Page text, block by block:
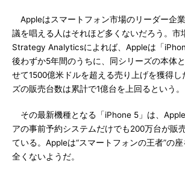
Appleはスマートフォン市場のリーダー企
議を唱える人はそれほど多くないだろう。市
Strategy Analyticsによれば、Appleは「
後わずか5年間のうちに、同シリーズの本体
せて1500億米ドルを超える売り上げを獲得し
ズの販売台数は累計で1億台を上回るという。
その最新機種となる「iPhone 5」は、
アの事前予約システムだけでも200万台が販
ている。Appleは“スマートフォンの王者”の
全くないようだ。